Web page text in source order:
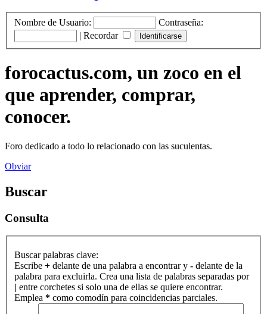
Nombre de Usuario:
Contraseña:
| Recordar
forocactus.com, un zoco en el
que aprender, comprar,
conocer.
Foro dedicado a todo lo relacionado con las suculentas.
Obviar
Buscar
Consulta
Buscar palabras clave:
Escribe + delante de una palabra a encontrar y - delante de la
palabra para excluirla. Crea una lista de palabras separadas por
| entre corchetes si solo una de ellas se quiere encontrar.
Emplea * como comodín para coincidencias parciales.